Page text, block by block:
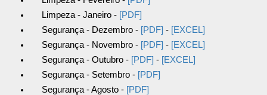
Limpeza - Janeiro - [PDF]
Segurança - Dezembro - [PDF] - [EXCEL]
Segurança - Novembro - [PDF] - [EXCEL]
Segurança - Outubro - [PDF] - [EXCEL]
Segurança - Setembro - [PDF]
Segurança - Agosto - [PDF]